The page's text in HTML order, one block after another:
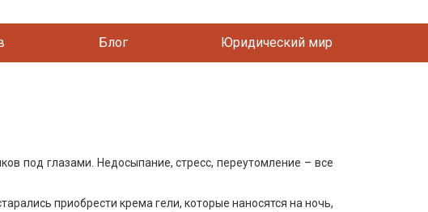
Блог Юридический мир
под глазами. Недосыпание, стресс, переутомление – все
приобрести крема гели, которые наносятся на ночь,